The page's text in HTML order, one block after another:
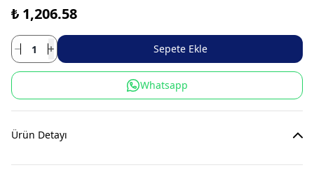
₺ 1,206.58
Sepete Ekle
Whatsapp
Ürün Detayı